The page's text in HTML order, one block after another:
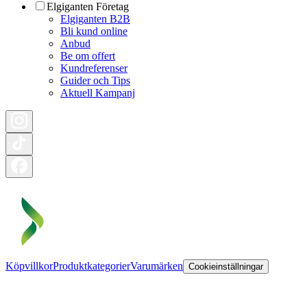
Elgiganten Företag
Elgiganten B2B
Bli kund online
Anbud
Be om offert
Kundreferenser
Guider och Tips
Aktuell Kampanj
KöpvillkorProduktkategorierVarumärken Cookieinställningar